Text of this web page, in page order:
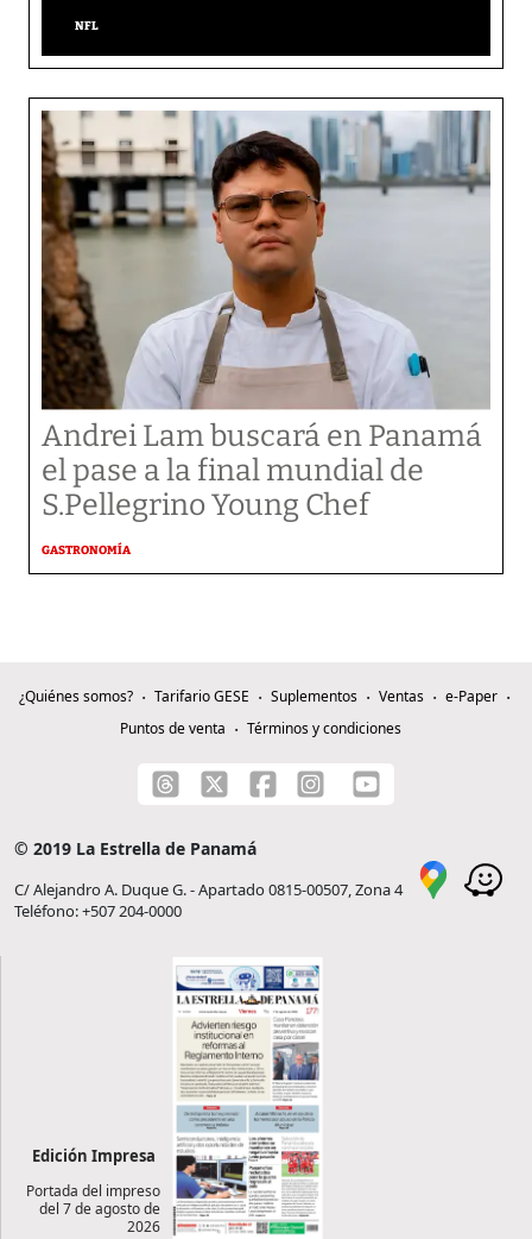
NFL
Andrei Lam buscará en Panamá
el pase a la final mundial de
S.Pellegrino Young Chef
GASTRONOMÍA
¿Quiénes somos? Tarifario GESE Suplementos Ventas
e-Paper
Puntos de venta
Términos y condiciones
© 2019 La Estrella de Panamá
C/ Alejandro A. Duque G. - Apartado 0815-00507, Zona 4
Teléfono: +507 204-0000
Edición Impresa
Portada del impreso
del 7 de agosto de
2026